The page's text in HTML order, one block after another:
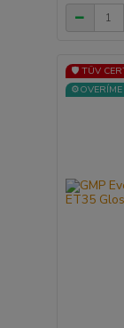
🛡️ TÜV
⚙️OVERÍME